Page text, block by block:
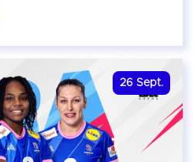
26 Sept.